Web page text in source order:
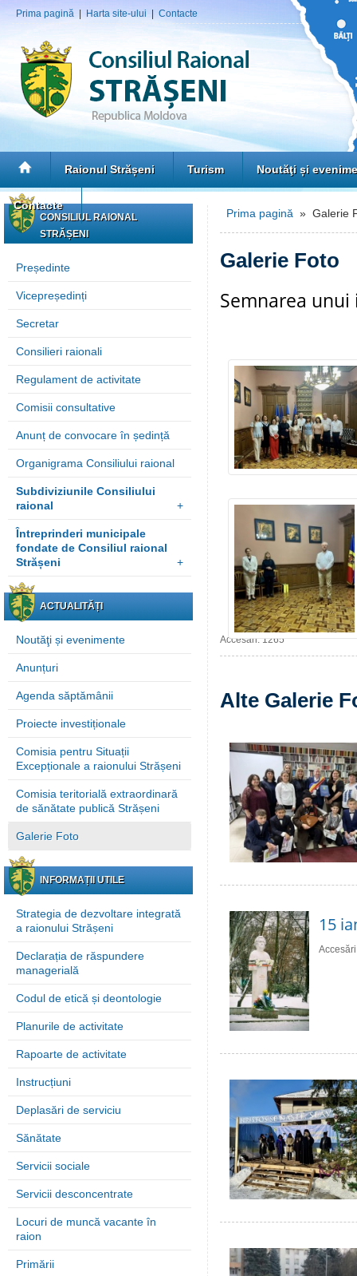
Prima pagină Harta site-ului Contacte
Raionul Strășeni Turism Noutăţi și
Contacte
CONSILIUL RAIONAL
STRĂȘENI
Președinte
Vicepreședinți
Secretar
Consilieri raionali
Regulament de activitate
Comisii consultative
Anunț de convocare în ședință
Organigrama Consiliului raional
Subdiviziunile Consiliului
raional
+
Întreprinderi municipale
fondate de Consiliul raional
Strășeni
+
ACTUALITĂȚI
Noutăţi și evenimente
Anunțuri
Agenda săptămânii
Proiecte investiționale
Comisia pentru Situații
Excepționale a raionului Strășeni
Comisia teritorială extraordinară
de sănătate publică Strășeni
Galerie Foto
INFORMAȚII UTILE
Strategia de dezvoltare integrată
a raionului Strășeni
Declarația de răspundere
managerială
Codul de etică și deontologie
Planurile de activitate
Rapoarte de activitate
Instrucțiuni
Deplasări de serviciu
Sănătate
Servicii sociale
Servicii desconcentrate
Locuri de muncă vacante în
raion
Primării
Prima pagină » Galerie
Galerie Foto
Semnarea
Accesări: 1265
Alte Galerie
15